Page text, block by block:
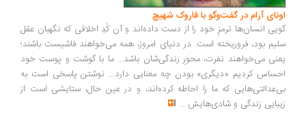
آرام در گفت‌وگو با فاروک شهیچ‭
انسان‌ها ترمزِ خود را از دست داده‌اند و آن کُدِ اخلاقی که نگهبان عقل
بود، فروریخته است. در دنیای امروز، همه می‌خواهند فاشیست باشند؛
می‌خواهند نفرت، محورِ زندگی‌شان باشد... ما با گوشت و پوست خود
کردیم «دیگری» بودن چه معنایی دارد... نوشتن پاسخی است به
که ما را احاطه کرده‌اند، و در عین حال، ستایشی است از
زندگی و شادی‌هایش...